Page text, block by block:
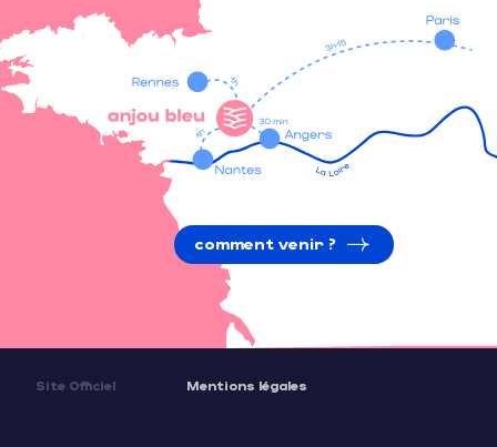
comment venir ?
Site Officiel Mentions légales